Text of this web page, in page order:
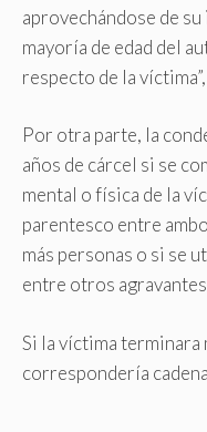
aprovechándose de
mayoría de edad del
respecto de la
Por otra parte, la
años de cárcel si se
mental o física de la
parentesco entre
más personas o si se
entre otros
Si la víctima terminara
correspondería